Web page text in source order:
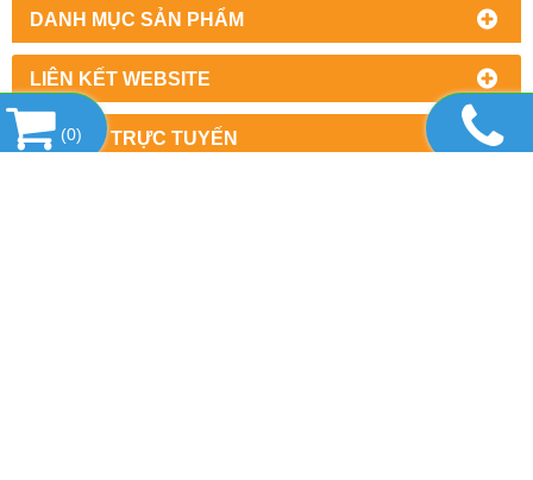
DANH MỤC SẢN PHẨM
LIÊN KẾT WEBSITE
HỖ TRỢ TRỰC TUYẾN
(0)